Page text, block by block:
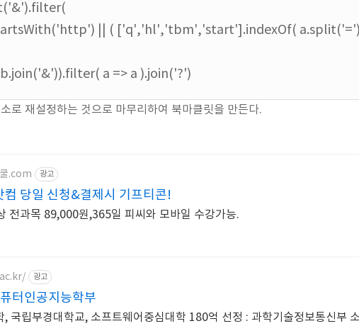
|| ( ['q','hl','tbm','start'].indexOf(
a => a ).join('?')
로 재설정하는 것으로 마무리하여 북마클릿을 만든다.
.com 광고
컴 당일 신청&결제시 기프티콘!
전과목 89,000원,365일 피씨와 모바일 수강가능.
광고
터인공지능학부
, 국립부경대학교, 소프트웨어중심대학 180억 선정 : 과학기술정보통신부